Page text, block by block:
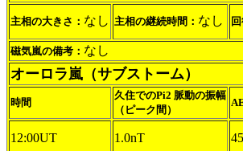
主相の大きさ： なし 主相の継続時間： なし
磁気嵐の備考： なし
オーロラ嵐（サブストーム）
時間
久住でのPi2 脈動の振幅
（ピーク間）
12:00UT 1.0nT